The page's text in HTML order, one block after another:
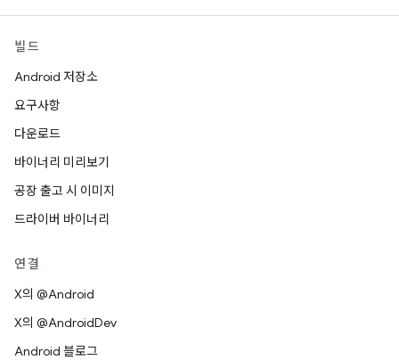
빌드
Android 저장소
요구사항
다운로드
바이너리 미리보기
공장 출고 시 이미지
드라이버 바이너리
연결
X의 @Android
X의 @AndroidDev
Android 블로그